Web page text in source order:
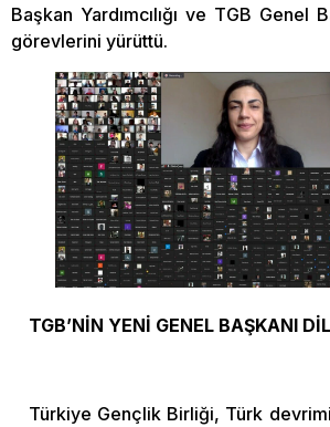
Başkan Yardımcılığı ve TGB Genel
görevlerini yürüttü.
TGB’NİN YENİ GENEL BAŞKANI
Türkiye Gençlik Birliği, Türk